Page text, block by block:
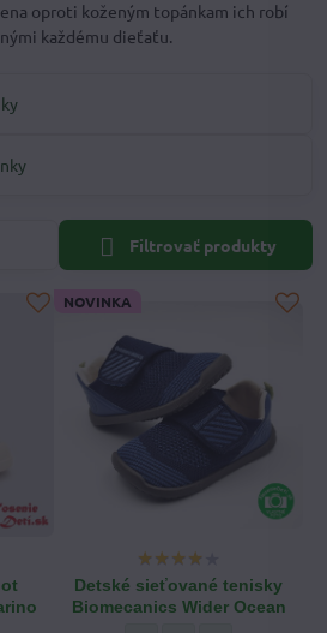
oproti koženým topánkam ich robí
každému dieťaťu.
Filtrovať produkty
NOVINKA
Detské sieťované tenisky
Biomecanics Wider Ocean